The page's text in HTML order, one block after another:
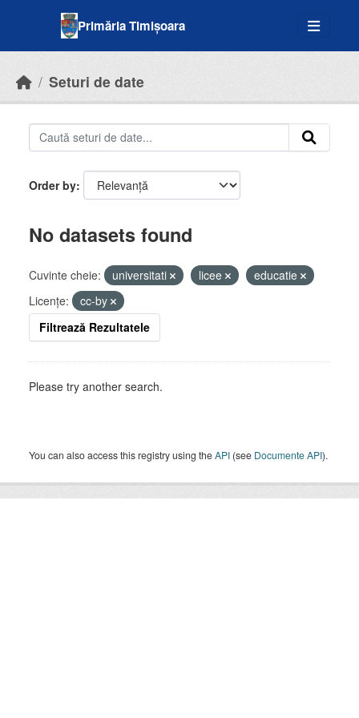
Primăria Timișoara
Seturi de date
Order by
No datasets found
Cuvinte cheie: universitati licee
educatie
Licenţe:
cc-by
Filtrează Rezultatele
Please try another search.
You can also access this registry using theAPI (see Documente API).